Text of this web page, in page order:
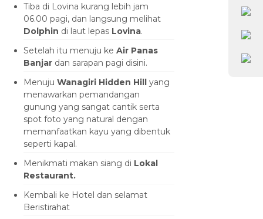
Tiba di Lovina kurang lebih jam
06.00 pagi, dan langsung melihat
Dolphin di laut lepas Lovina.
Setelah itu menuju ke Air Panas
Banjar dan sarapan pagi disini.
Menuju Wanagiri Hidden Hill yang
menawarkan pemandangan
gunung yang sangat cantik serta
spot foto yang natural dengan
memanfaatkan kayu yang dibentuk
seperti kapal.
Menikmati makan siang di Lokal
Restaurant.
Kembali ke Hotel dan selamat
Beristirahat